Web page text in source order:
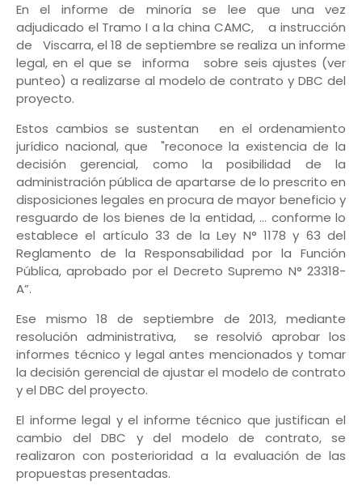
En el informe de minoría se lee que una vez
adjudicado el Tramo I a la china CAMC, a instrucción
de Viscarra, el 18 de septiembre se realiza un informe
legal, en el que se informa sobre seis ajustes (ver
punteo) a realizarse al modelo de contrato y DBC del
proyecto.
Estos cambios se sustentan en el ordenamiento
jurídico nacional, que "reconoce la existencia de la
decisión gerencial, como la posibilidad de la
administración pública de apartarse de lo prescrito en
disposiciones legales en procura de mayor beneficio y
resguardo de los bienes de la entidad, ... conforme lo
establece el artículo 33 de la Ley N° 1178 y 63 del
Reglamento de la Responsabilidad por la Función
Pública, aprobado por el Decreto Supremo N° 23318-
A”.
Ese mismo 18 de septiembre de 2013, mediante
resolución administrativa, se resolvió aprobar los
informes técnico y legal antes mencionados y tomar
la decisión gerencial de ajustar el modelo de contrato
y el DBC del proyecto.
El informe legal y el informe técnico que justifican el
cambio del DBC y del modelo de contrato, se
realizaron con posterioridad a la evaluación de las
propuestas presentadas.